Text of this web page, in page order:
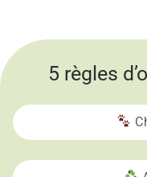
5 règles